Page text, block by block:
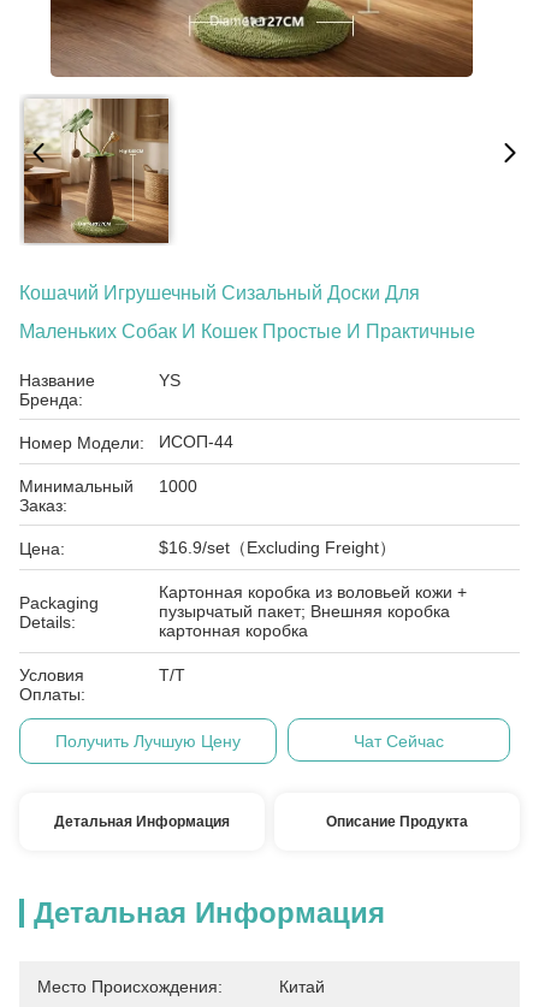
Кошачий Игрушечный Сизальный Доски Для
Маленьких Собак И Кошек Простые И Практичные
Название
Бренда:
YS
Номер Модели: ИСОП-44
Минимальный
Заказ:
1000
Цена: $16.9/set（Excluding Freight）
Packaging
Details:
Картонная коробка из воловьей кожи +
пузырчатый пакет; Внешняя коробка
картонная коробка
Условия
Оплаты:
Т/Т
Получить Лучшую Цену Чат Сейчас
Детальная Информация Описание Продукта
Детальная Информация
Место Происхождения: Китай